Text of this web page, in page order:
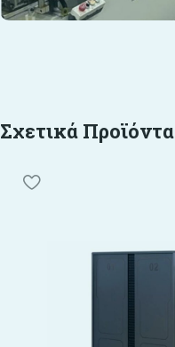
Σχετικά Προϊόντα